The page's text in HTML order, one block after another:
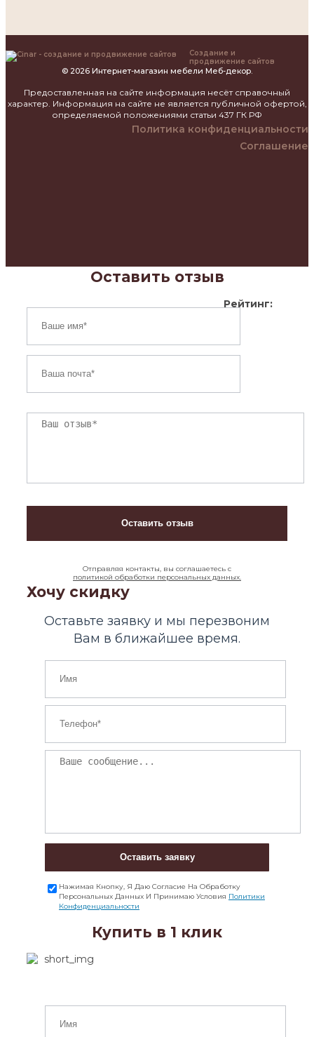
Создание и
продвижение сайтов
© 2026 Интернет-магазин мебели Меб-декор.
Предоставленная на сайте информация несёт справочный
характер. Информация на сайте не является публичной офертой,
определяемой положениями статьи 437 ГК РФ
Политика конфиденциальности
Соглашение
Оставить отзыв
Рейтинг:
Отправляя контакты, вы соглашаетесь с
политикой обработки персональных данных.
Хочу скидку
Оставьте заявку и мы перезвоним
Вам в ближайшее время.
Оставить заявку
Нажимая Кнопку, Я Даю Согласие На Обработку
Персональных Данных И Принимаю Условия Политики
Конфиденциальности
Купить в 1 клик